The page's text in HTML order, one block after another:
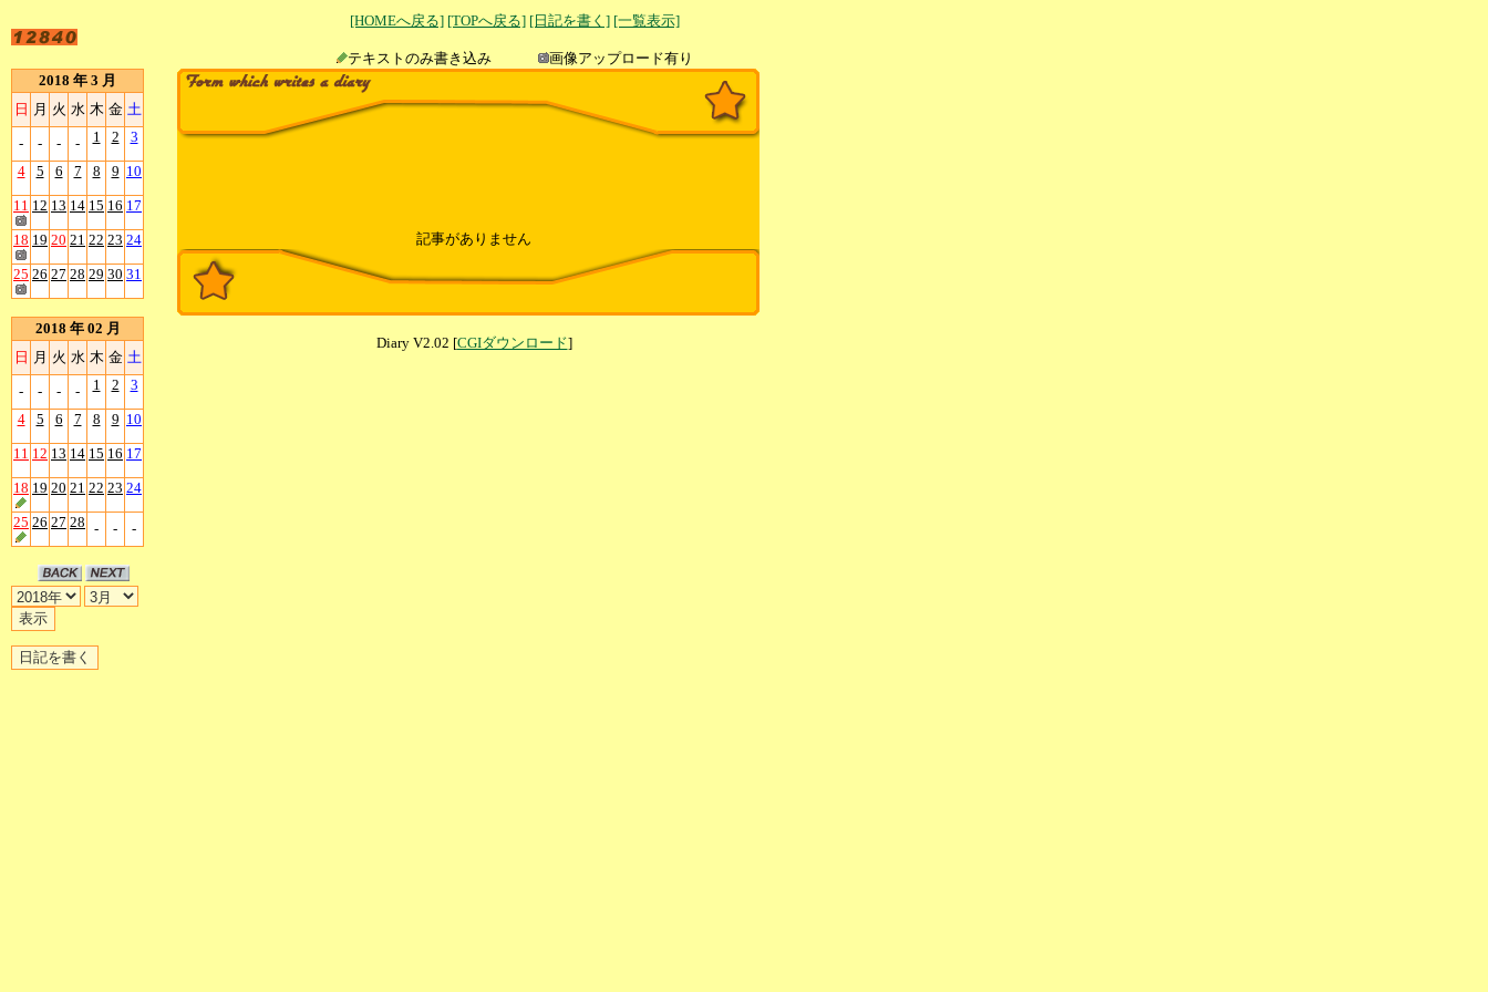
[HOMEへ戻る] [TOPへ戻る] [日記を書く] [一覧表示]
テキストのみ書き込み
画像アップロード有り
2018 年 3 月
日 月 火 水 木 金 土
- - - - 1 2 3
4 5 6 7 8 9 10
11 12 13 14 15 16 17
18 19 20 21 22 23 24
25 26 27 28 29 30 31
2018 年 02 月
日 月 火 水 木 金 土
- - - - 1 2 3
4 5 6 7 8 9 10
11 12 13 14 15 16 17
18 19 20 21 22 23 24
25 26 27 28 - - -
記事がありません
Diary V2.02 [CGIダウンロード]